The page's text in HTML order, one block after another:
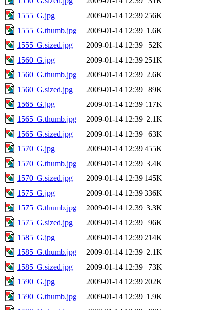
1555_G.jpg
2009-01-14 12:39 256K
1555_G.thumb.jpg
2009-01-14 12:39 1.6K
1555_G.sized.jpg
2009-01-14 12:39
52K
1560_G.jpg
2009-01-14 12:39 251K
1560_G.thumb.jpg
2009-01-14 12:39 2.6K
1560_G.sized.jpg
2009-01-14 12:39
89K
1565_G.jpg
2009-01-14 12:39 117K
1565_G.thumb.jpg
2009-01-14 12:39 2.1K
1565_G.sized.jpg
2009-01-14 12:39
63K
1570_G.jpg
2009-01-14 12:39 455K
1570_G.thumb.jpg
2009-01-14 12:39 3.4K
1570_G.sized.jpg
2009-01-14 12:39 145K
1575_G.jpg
2009-01-14 12:39 336K
1575_G.thumb.jpg
2009-01-14 12:39 3.3K
1575_G.sized.jpg
2009-01-14 12:39
96K
1585_G.jpg
2009-01-14 12:39 214K
1585_G.thumb.jpg
2009-01-14 12:39 2.1K
1585_G.sized.jpg
2009-01-14 12:39
73K
1590_G.jpg
2009-01-14 12:39 202K
1590_G.thumb.jpg
2009-01-14 12:39 1.9K